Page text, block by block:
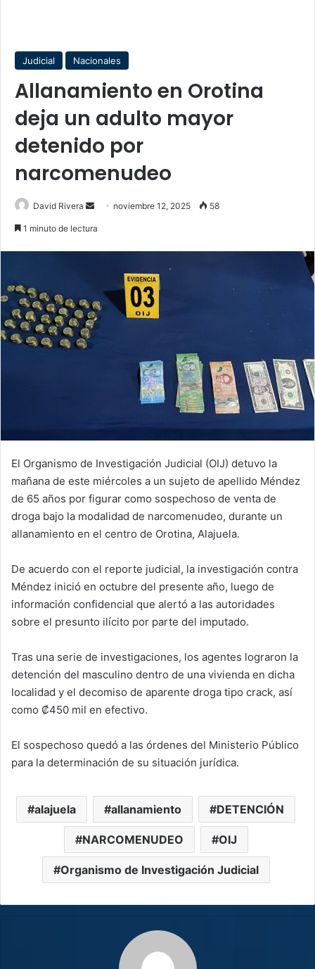
Judicial Nacionales
Allanamiento en Orotina
deja un adulto mayor
detenido por
narcomenudeo
David Rivera
Send noviembre 12, 2025 58
1 minuto de lectura
El Organismo de Investigación Judicial (OIJ) detuvo la
mañana de este miércoles a un sujeto de apellido Méndez
de 65 años por figurar como sospechoso de venta de
droga bajo la modalidad de narcomenudeo, durante un
allanamiento en el centro de Orotina, Alajuela.
De acuerdo con el reporte judicial, la investigación contra
Méndez inició en octubre del presente año, luego de
información confidencial que alertó a las autoridades
sobre el presunto ilícito por parte del imputado.
Tras una serie de investigaciones, los agentes lograron la
detención del masculino dentro de una vivienda en dicha
localidad y el decomiso de aparente droga tipo crack, así
como ₡450 mil en efectivo.
El sospechoso quedó a las órdenes del Ministerio Público
para la determinación de su situación jurídica.
alajuela allanamiento DETENCIÓN
NARCOMENUDEO OIJ
Organismo de Investigación Judicial